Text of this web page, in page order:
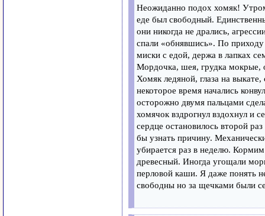
Неожиданно подох хомяк!
еде был свободный.
они никогда не дрались,
спали «обнявшись». По
миски с едой, держа в лапках
Мордочка, шея, грудка мокрые,
Хомяк ледяной, глаза на
некоторое время начались
осторожно двумя пальцами
хомячок вздрогнул вздохнул и
сердце остановилось второй
бы узнать причину.
убирается раз в неделю.
древесный. Иногда угощали
перловой каши. Я даже понять
свободны но за щечками были